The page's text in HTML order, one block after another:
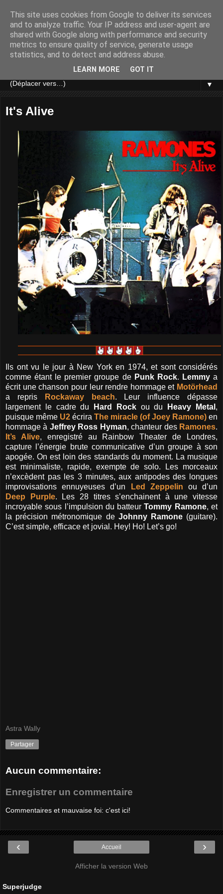
▼
It's Alive
Ils ont vu le jour à New York en 1974, et sont considérés
comme étant le premier groupe de Punk Rock. Lemmya
écrit une chanson pour leur rendre hommage et Motörhead
a repris
Rockaway beach. Leur influence dépasse
largement le cadre du
Hard Rockou du Heavy Metal ,
puisque même U2 écrira The miracle (of Joey Ramone) en
hommage à Jeffrey Ross Hyman, chanteur des Ramones.
It’s Alive, enregistré au Rainbow Theater de Londres,
capture l’énergie brute communicative d’un groupe à son
apogée. On est loin des standards du moment. La musique
est minimaliste, rapide, exempte de solo. Les morceaux
n’excèdent pas les 3 minutes, aux antipodes des longues
improvisations ennuyeuses d’un
Led Zeppelin ou d’un
Deep Purple. Les 28 titres s’enchainent à une vitesse
incroyable sous l’impulsion du batteurTommy Ramone, et
la précision métronomique de Johnny Ramone (guitare).
C’est simple, efficace et jovial. Hey! Ho! Let’s go!
Astra Wally
Partager
Aucun commentaire:
Enregistrer un commentaire
Commentaires et mauvaise foi: c'est ici!
‹ ›
Accueil
Afficher la version Web
Superjudge
This site uses cookies from Google to deliver its services
and to analyze traffic. Your IP address and user-agent are
shared with Google along with performance and security
metrics to ensure quality of service, generate usage
statistics, and to detect and address abuse.
LEARN MORE GOT IT